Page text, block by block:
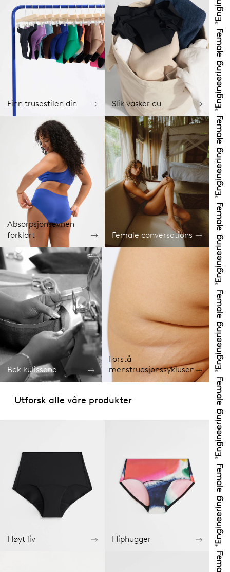
Finn trusestilen din Slik vasker du
Absorpsjonsevnen
forklart
Female conversations
Bak kulissene
Forstå
menstruasjonssyklusen
Utforsk alle våre produkter
Høyt liv Hiphugger